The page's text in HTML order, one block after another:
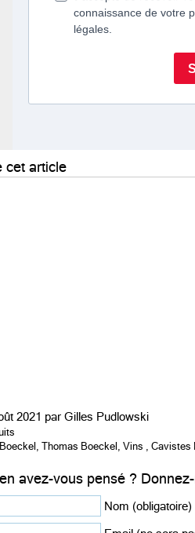
cet article
2021 par Gilles Pudlowski
Thomas Boeckel Vins Cavistes
avez-vous pensé ?
Nom (obligatoire)